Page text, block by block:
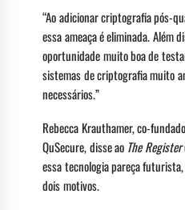
“Ao adicionar criptografia pós-
essa ameaça é eliminada. Além
oportunidade muito boa de
sistemas de criptografia muito
necessários.”
Rebecca Krauthamer, co-
QuSecure, disse ao The Register
essa tecnologia pareça
dois motivos.